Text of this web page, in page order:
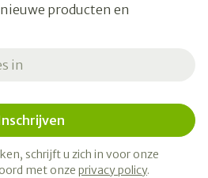
producten en
schrijft u zich in voor onze
met onze privacy policy.